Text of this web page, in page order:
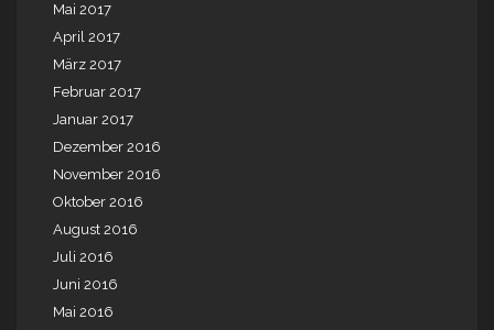
Mai 2017
April 2017
März 2017
Februar 2017
Januar 2017
Dezember 2016
November 2016
Oktober 2016
August 2016
Juli 2016
Juni 2016
Mai 2016